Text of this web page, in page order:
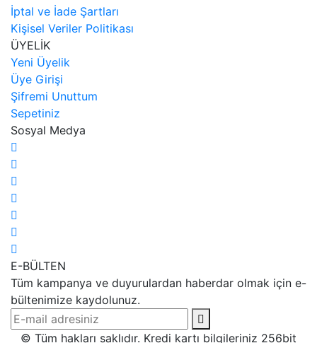
İptal ve İade Şartları
Kişisel Veriler Politikası
ÜYELİK
Yeni Üyelik
Üye Girişi
Şifremi Unuttum
Sepetiniz
Sosyal Medya
E-BÜLTEN
Tüm kampanya ve duyurulardan haberdar olmak için e-
bültenimize kaydolunuz.
© Tüm hakları saklıdır. Kredi kartı bilgileriniz 256bit